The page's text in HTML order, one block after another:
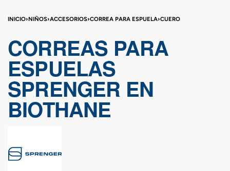
INICIO›NIÑOS›ACCESORIOS›CORREA PARA ESPUELA›CUERO
CORREAS PARA
ESPUELAS
SPRENGER EN
BIOTHANE